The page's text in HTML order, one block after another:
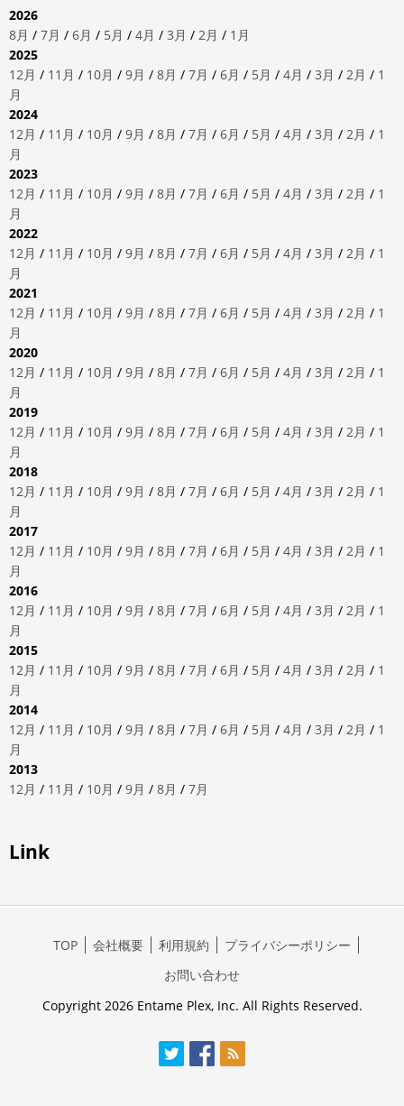
2026
8月 / 7月 / 6月 / 5月 / 4月 / 3月 / 2月 / 1月
2025
12月 / 11月 / 10月 / 9月 / 8月 / 7月 / 6月 / 5月 / 4月 / 3月 / 2月 / 1
月
2024
12月 / 11月 / 10月 / 9月 / 8月 / 7月 / 6月 / 5月 / 4月 / 3月 / 2月 / 1
月
2023
12月 / 11月 / 10月 / 9月 / 8月 / 7月 / 6月 / 5月 / 4月 / 3月 / 2月 / 1
月
2022
12月 / 11月 / 10月 / 9月 / 8月 / 7月 / 6月 / 5月 / 4月 / 3月 / 2月 / 1
月
2021
12月 / 11月 / 10月 / 9月 / 8月 / 7月 / 6月 / 5月 / 4月 / 3月 / 2月 / 1
月
2020
12月 / 11月 / 10月 / 9月 / 8月 / 7月 / 6月 / 5月 / 4月 / 3月 / 2月 / 1
月
2019
12月 / 11月 / 10月 / 9月 / 8月 / 7月 / 6月 / 5月 / 4月 / 3月 / 2月 / 1
月
2018
12月 / 11月 / 10月 / 9月 / 8月 / 7月 / 6月 / 5月 / 4月 / 3月 / 2月 / 1
月
2017
12月 / 11月 / 10月 / 9月 / 8月 / 7月 / 6月 / 5月 / 4月 / 3月 / 2月 / 1
月
2016
12月 / 11月 / 10月 / 9月 / 8月 / 7月 / 6月 / 5月 / 4月 / 3月 / 2月 / 1
月
2015
12月 / 11月 / 10月 / 9月 / 8月 / 7月 / 6月 / 5月 / 4月 / 3月 / 2月 / 1
月
2014
12月 / 11月 / 10月 / 9月 / 8月 / 7月 / 6月 / 5月 / 4月 / 3月 / 2月 / 1
月
2013
12月 / 11月 / 10月 / 9月 / 8月 / 7月
Link
TOP 会社概要 利用規約
プライバシーポリシー
お問い合わせ
Copyright 2026 Entame Plex, Inc. All Rights Reserved.